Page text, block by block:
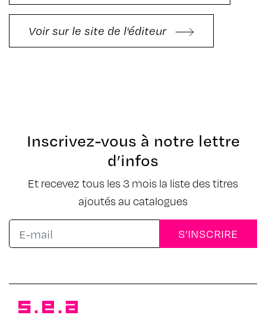
Voir sur le site de l'éditeur
Inscrivez-vous à notre lettre
d’infos
Et recevez tous les 3 mois la liste des titres
ajoutés au catalogues